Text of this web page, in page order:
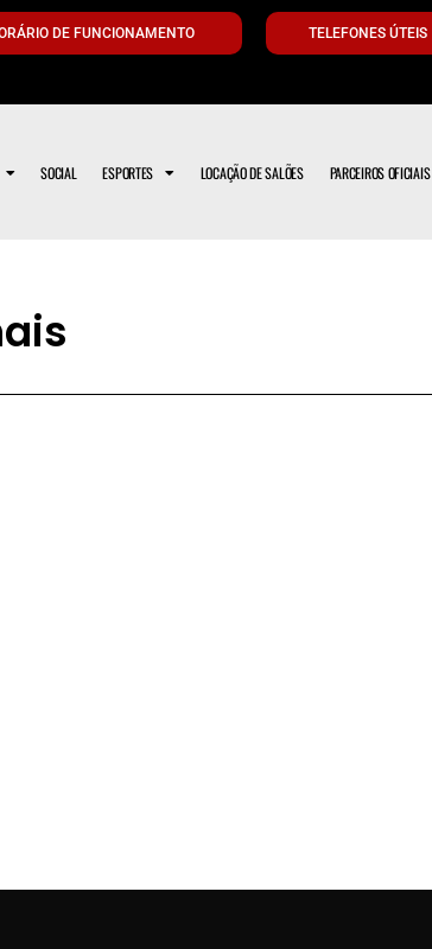
DE FUNCIONAMENTO TELEFONES ÚTEIS
SOCIAL ESPORTES LOCAÇÃO DE SALÕES PARCEIROS OFICIAIS